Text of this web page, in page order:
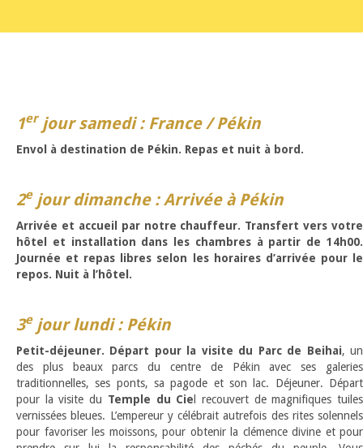
1erjour samedi : France / Pékin
Envol à destination de Pékin. Repas et nuit à bord.
2ejour dimanche : Arrivée à Pékin
Arrivée et accueil par notre chauffeur. Transfert vers votre
hôtel et installation dans les chambres à partir de 14h00.
Journée et repas libres selon les horaires d’arrivée pour le
repos. Nuit à l’hôtel.
3ejour lundi : Pékin
Petit-déjeuner. Départ pour la visite du Parc de Beihai, un
des plus beaux parcs du centre de Pékin avec ses galeries
traditionnelles, ses ponts, sa pagode et son lac. Déjeuner. Départ
pour la visite du Temple du Cie l recouvert de magnifiques tuiles
vernissées bleues. L’empereur y célébrait autrefois des rites solennels
pour favoriser les moissons, pour obtenir la clémence divine et pour